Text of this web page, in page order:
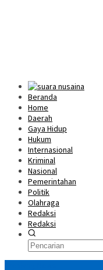
Beranda
Home
Daerah
Gaya Hidup
Hukum
Internasional
Kriminal
Nasional
Pemerintahan
Politik
Olahraga
Redaksi
Redaksi